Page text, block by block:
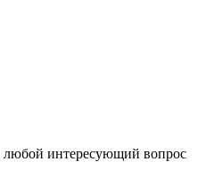
любой интересующий вопрос